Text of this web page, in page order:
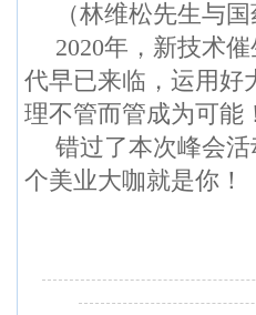
（林维松先生与
2020年，新技术
代早已来临，运用好
理不管而管成为可能！
错过了本次峰会
个美业大咖就是你！